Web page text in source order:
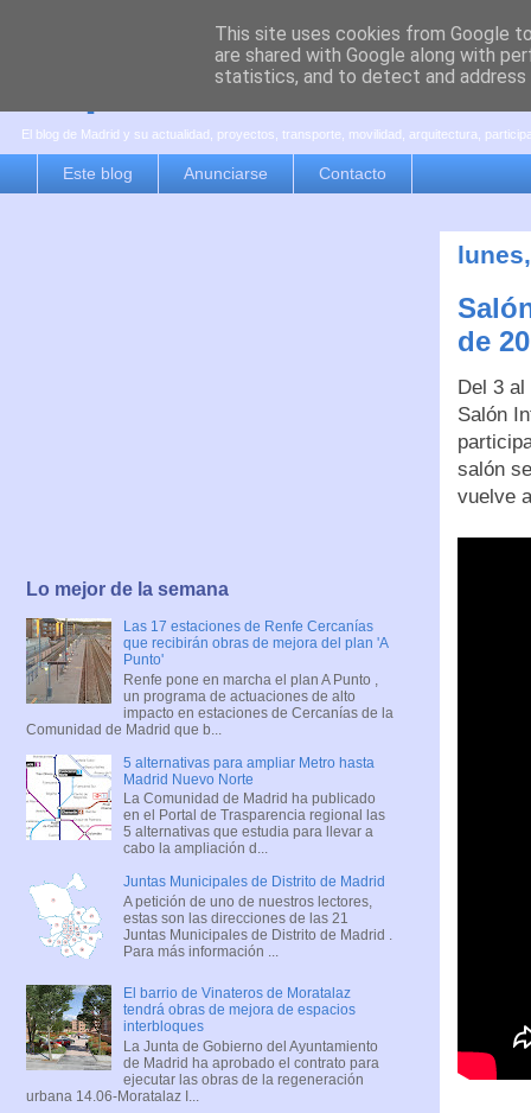
es por madrid
El blog de Madrid y su actualidad, proyectos, transporte, movilidad, arquitectura,
Este blog Anunciarse Contacto
de
Del 3
Salón
salón
vuelve
Lo mejor de la semana
Las 17 estaciones de Renfe Cercanías
que recibirán obras de mejora del plan 'A
Punto'
Renfe pone en marcha el plan A Punto ,
un programa de actuaciones de alto
impacto en estaciones de Cercanías de la
Comunidad de Madrid que b...
5 alternativas para ampliar Metro hasta
Madrid Nuevo Norte
La Comunidad de Madrid ha publicado
en el Portal de Trasparencia regional las
5 alternativas que estudia para llevar a
cabo la ampliación d...
Juntas Municipales de Distrito de Madrid
A petición de uno de nuestros lectores,
estas son las direcciones de las 21
Juntas Municipales de Distrito de Madrid .
Para más información ...
El barrio de Vinateros de Moratalaz
tendrá obras de mejora de espacios
interbloques
La Junta de Gobierno del Ayuntamiento
de Madrid ha aprobado el contrato para
ejecutar las obras de la regeneración
urbana 14.06-Moratalaz I...
This site uses cookies from Google
are shared with Google along with
statistics, and to detect and address